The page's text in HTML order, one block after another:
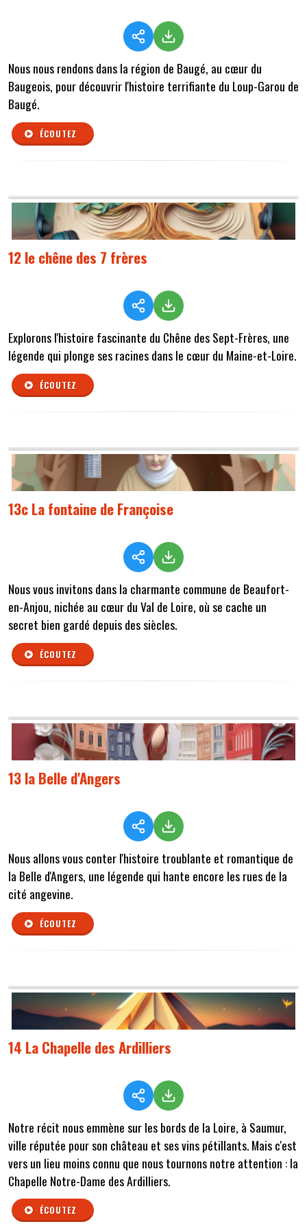
Nous nous rendons dans la région de Baugé, au cœur du
Baugeois, pour découvrir l'histoire terrifiante du Loup-Garou de
Baugé.
ÉCOUTEZ
12 le chêne des 7 frères
Explorons l'histoire fascinante du Chêne des Sept-Frères, une
légende qui plonge ses racines dans le cœur du Maine-et-Loire.
ÉCOUTEZ
13c La fontaine de Françoise
Nous vous invitons dans la charmante commune de Beaufort-
en-Anjou, nichée au cœur du Val de Loire, où se cache un
secret bien gardé depuis des siècles.
ÉCOUTEZ
13 la Belle d'Angers
Nous allons vous conter l'histoire troublante et romantique de
la Belle d'Angers, une légende qui hante encore les rues de la
cité angevine.
ÉCOUTEZ
14 La Chapelle des Ardilliers
Notre récit nous emmène sur les bords de la Loire, à Saumur,
ville réputée pour son château et ses vins pétillants. Mais c'est
vers un lieu moins connu que nous tournons notre attention : la
Chapelle Notre-Dame des Ardilliers.
ÉCOUTEZ